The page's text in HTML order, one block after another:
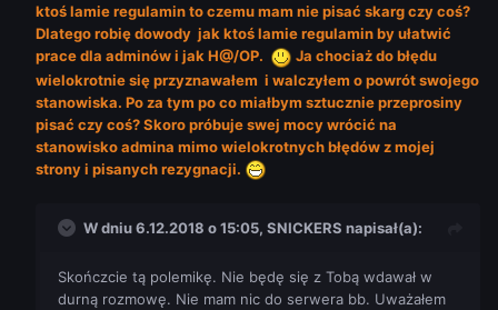
ktoś lamie regulamin to czemu mam nie pisać skarg czy coś?
Dlatego robię dowody jak ktoś lamie regulamin by ułatwić
prace dla adminów i jak H@/OP.
Ja chociaż do błędu
wielokrotnie się przyznawałem i walczyłem o powrót swojego
stanowiska. Po za tym po co miałbym sztucznie przeprosiny
pisać czy coś? Skoro próbuje swej mocy wrócić na
stanowisko admina mimo wielokrotnych błędów z mojej
strony i pisanych rezygnacji.
W dniu 6.12.2018 o 15:05, SNICKERS napisał(a):
Skończcie tą polemikę. Nie będę się z Tobą wdawał w
durną rozmowę. Nie mam nic do serwera bb. Uważałem